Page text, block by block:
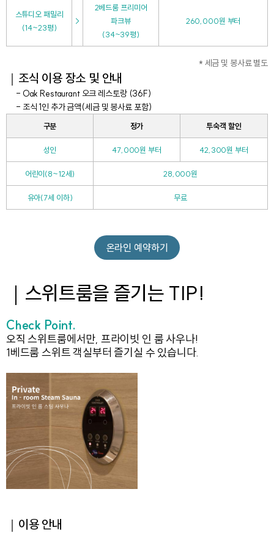
스튜디오 패밀리
(14~23평)
>
2베드룸 프리미어
파크뷰
(34~39평)
260,000원 부터
* 세금 및 봉사료 별도
｜조식 이용 장소 및 안내
- Oak Restaurant 오크 레스토랑 (36F)
- 조식 1인 추가 금액(세금 및 봉사료 포함)
구분 정가 투숙객 할인
성인 47,000원 부터 42,300원 부터
어린이(8~12세) 28,000원
유아(7세 이하) 무료
온라인 예약하기
｜스위트룸을 즐기는 TIP!
Check Point.
오직 스위트룸에서만, 프라이빗 인 룸 사우나!
1베드룸 스위트 객실부터 즐기실 수 있습니다.
｜이용 안내